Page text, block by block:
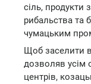
сіль, продукти
рибальства та
чумацьким
Щоб заселити
дозволяв усім
центрів,